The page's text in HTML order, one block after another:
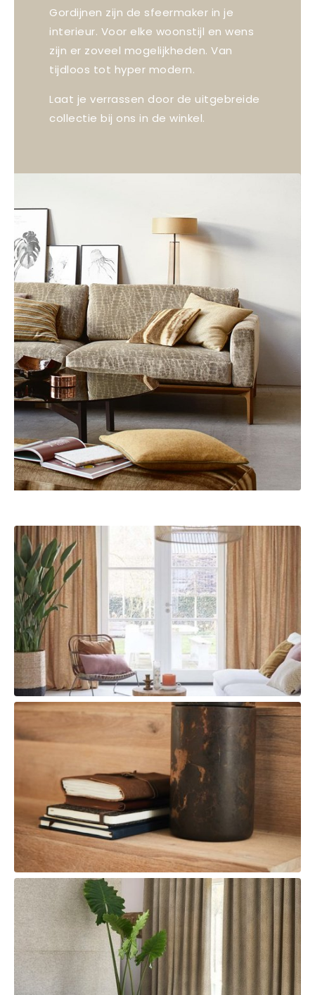
Gordijnen zijn de sfeermaker in je
interieur. Voor elke woonstijl en wens
zijn er zoveel mogelijkheden. Van
tijdloos tot hyper modern.
Laat je verrassen door de uitgebreide
collectie bij ons in de winkel.